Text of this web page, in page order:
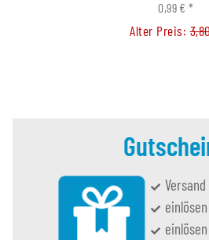
0,99 €*
Alter Preis: